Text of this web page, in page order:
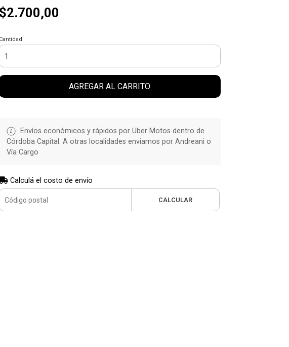
$2.700,00
Cantidad
AGREGAR AL CARRITO
Envíos económicos y rápidos por Uber Motos dentro de
Córdoba Capital. A otras localidades enviamos por Andreani o
Vía Cargo
Calculá el costo de envío
CALCULAR